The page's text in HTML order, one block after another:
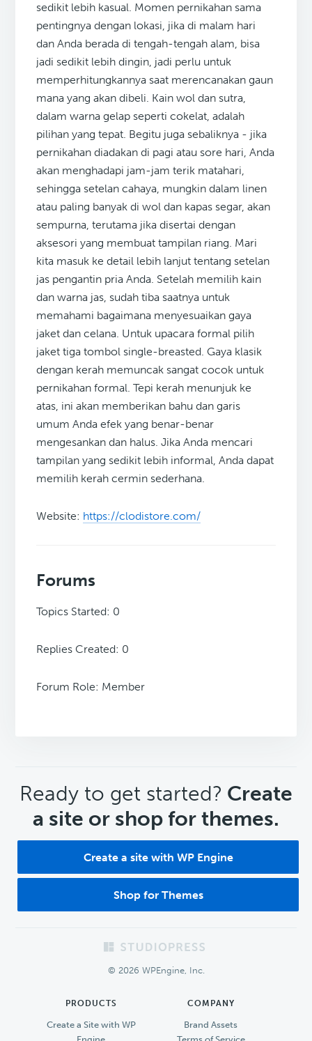
sedikit lebih kasual. Momen pernikahan sama
pentingnya dengan lokasi, jika di malam hari
dan Anda berada di tengah-tengah alam, bisa
jadi sedikit lebih dingin, jadi perlu untuk
memperhitungkannya saat merencanakan gaun
mana yang akan dibeli. Kain wol dan sutra,
dalam warna gelap seperti cokelat, adalah
pilihan yang tepat. Begitu juga sebaliknya - jika
pernikahan diadakan di pagi atau sore hari, Anda
akan menghadapi jam-jam terik matahari,
sehingga setelan cahaya, mungkin dalam linen
atau paling banyak di wol dan kapas segar, akan
sempurna, terutama jika disertai dengan
aksesori yang membuat tampilan riang. Mari
kita masuk ke detail lebih lanjut tentang setelan
jas pengantin pria Anda. Setelah memilih kain
dan warna jas, sudah tiba saatnya untuk
memahami bagaimana menyesuaikan gaya
jaket dan celana. Untuk upacara formal pilih
jaket tiga tombol single-breasted. Gaya klasik
dengan kerah memuncak sangat cocok untuk
pernikahan formal. Tepi kerah menunjuk ke
atas, ini akan memberikan bahu dan garis
umum Anda efek yang benar-benar
mengesankan dan halus. Jika Anda mencari
tampilan yang sedikit lebih informal, Anda dapat
memilih kerah cermin sederhana.
Website: https://clodistore.com/
Forums
Topics Started: 0
Replies Created: 0
Forum Role: Member
CTA
Ready to get started? Create
a site or shop for themes.
Create a site with WP Engine
Shop for Themes
© 2026 WPEngine, Inc.
PRODUCTS
Create a Site with WP
COMPANY
Brand Assets